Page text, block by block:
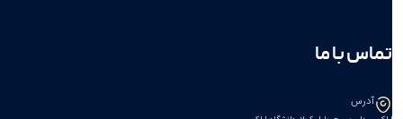
تماس با ما
آدرس